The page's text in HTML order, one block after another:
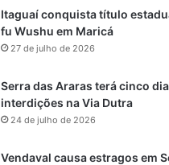
Itaguaí conquista título
fu Wushu em Maricá
27 de julho de 2026
Serra das Araras terá cinco
interdições na Via Dutra
24 de julho de 2026
Vendaval causa estragos em